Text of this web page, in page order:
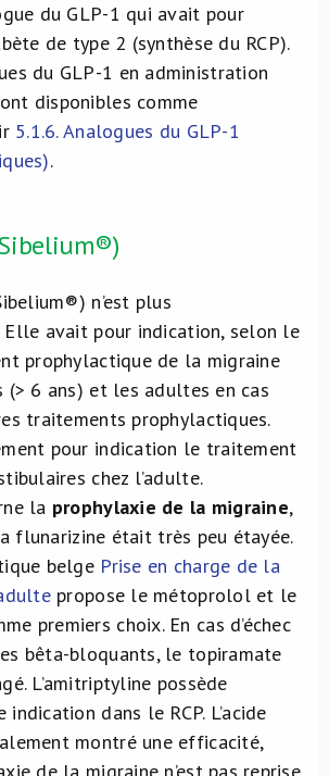
du GLP-1 qui avait pour
de type 2 (synthèse du RCP).
du GLP-1 en administration
disponibles comme
5.1.6. Analogues du GLP-1
.
n’est plus
Elle avait pour indication, selon le
prophylactique de la migraine
(> 6 ans) et les adultes en cas
traitements prophylactiques.
pour indication le traitement
chez l’adulte.
la prophylaxie de la migraine,
flunarizine était très peu étayée.
belge Prise en charge de la
propose le métoprolol et le
premiers choix. En cas d’échec
bêta-bloquants, le topiramate
L’amitriptyline possède
dans le RCP. L’acide
montré une efficacité,